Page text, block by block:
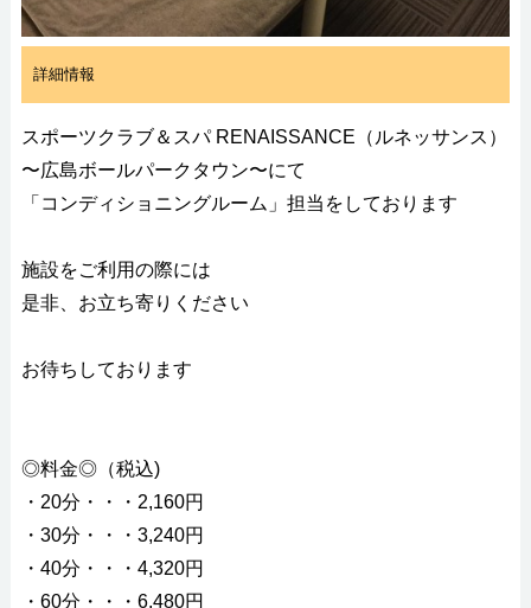
詳細情報
スポーツクラブ＆スパ RENAISSANCE（ルネッサンス）
〜広島ボールパークタウン〜にて
「コンディショニングルーム」担当をしております
施設をご利用の際には
是非、お立ち寄りください
お待ちしております
◎料金◎（税込)
・20分・・・2,160円
・30分・・・3,240円
・40分・・・4,320円
・60分・・・6,480円